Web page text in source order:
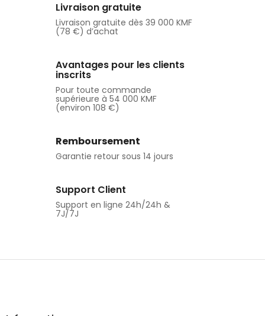
Livraison gratuite
Livraison gratuite dès 39 000 KMF
(78 €) d’achat
Avantages pour les clients
inscrits
Pour toute commande
supérieure à 54 000 KMF
(environ 108 €)
Remboursement
Garantie retour sous 14 jours
Support Client
Support en ligne 24h/24h &
7J/7J